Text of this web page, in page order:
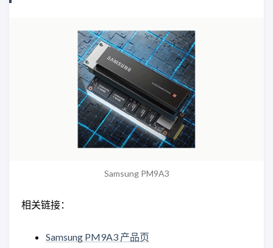
Samsung PM9A3
相关链接：
Samsung PM9A3 产品页